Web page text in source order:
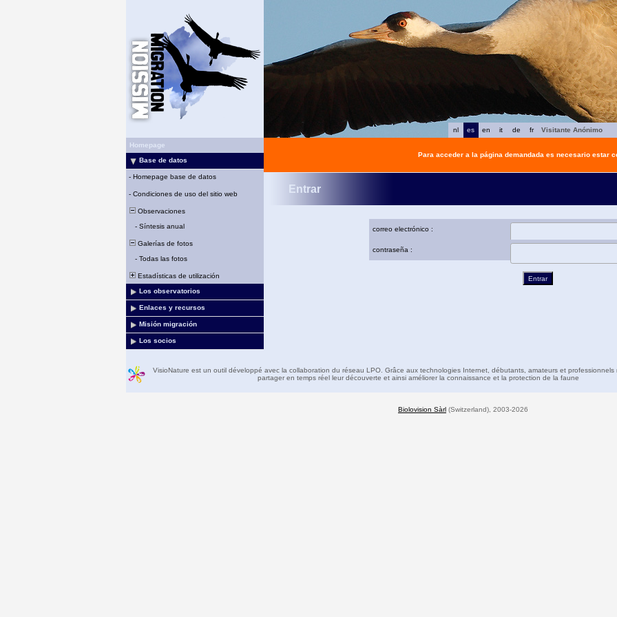
fr
de
it
en
es
nl
Visitante Anónimo
Homepage
Base de datos
- Homepage base de datos
- Condiciones de uso del sitio web
Observaciones
- Síntesis anual
Galerías de fotos
- Todas las fotos
Estadísticas de utilización
Los observatorios
Enlaces y recursos
Misión migración
Los socios
Para acceder a la página demandada es necesario estar
Entrar
correo electrónico :
contraseña :
VisioNature est un outil développé avec la collaboration du réseau LPO. Grâce aux technologies Internet, débutants, amateurs et professionnels
partager en temps réel leur découverte et ainsi améliorer la connaissance et la protection de la faune
Biolovision Sàrl (Switzerland), 2003-2026